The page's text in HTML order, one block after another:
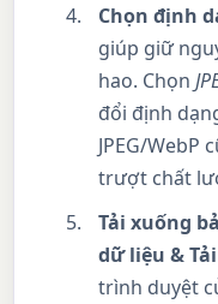
Chọn định
giúp giữ
hao. Chọn
đổi định
JPEG/
trượt chất
Tải xuống
dữ liệu &
trình duyệt